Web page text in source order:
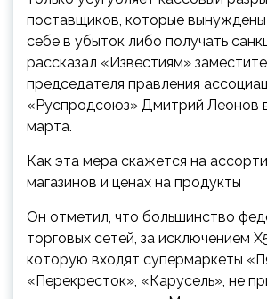
поставщиков, которые вынуждены
себе в убыток либо получать
рассказал «Известиям»
председателя правления
«Руспродсоюз» Дмитрий Леонов
марта.
Как эта мера скажется на
магазинов и ценах на продукты
Он отметил, что большинство
торговых сетей, за исключением
которую входят супермаркеты
«Перекресток», «Карусель», не